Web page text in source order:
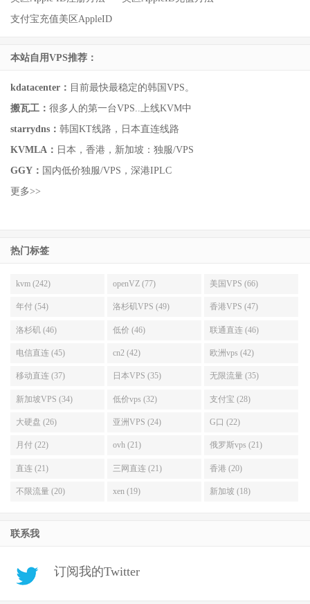
支付宝充值美区AppleID
本站自用VPS推荐：
kdatacenter： 目前最快最稳定的韩国VPS。
搬瓦工： 很多人的第一台VPS..上线KVM中
starrydns： 韩国KT线路，日本直连线路
KVMLA： 日本，香港，新加坡：独服/VPS
GGY： 国内低价独服/VPS，深港IPLC
更多>>
热门标签
kvm (242) openVZ (77) 美国VPS (66)
年付 (54) 洛杉矶VPS (49) 香港VPS (47)
洛杉矶 (46) 低价 (46) 联通直连 (46)
电信直连 (45) cn2 (42) 欧洲vps (42)
移动直连 (37) 日本VPS (35) 无限流量 (35)
新加坡VPS (34) 低价vps (32) 支付宝 (28)
大硬盘 (26) 亚洲VPS (24) G口 (22)
月付 (22) ovh (21) 俄罗斯vps (21)
直连 (21) 三网直连 (21) 香港 (20)
不限流量 (20) xen (19) 新加坡 (18)
联系我
订阅我的Twitter